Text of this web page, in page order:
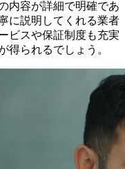
内容が詳細で明確であ
に説明してくれる業者
ビスや保証制度も充実
得られるでしょう。